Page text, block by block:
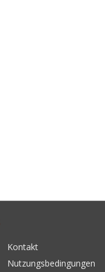
Kontakt
Nutzungsbedingungen